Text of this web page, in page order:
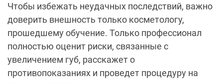
Чтобы избежать неудачных последствий, важно
доверить внешность только косметологу,
прошедшему обучение. Только профессионал
полностью оценит риски, связанные с
увеличением губ, расскажет о
противопоказаниях и проведет процедуру на